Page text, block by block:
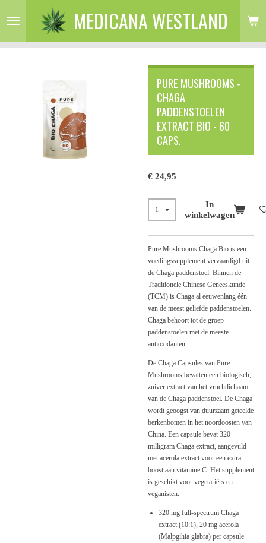
direct
de
MEDICANA WESTLAND
PURE MUSHROOMS -
CHAGA
PADDENSTOELEN
EXTRACT BIO - 60
CAPS.
€ 24,95
In
winkelwagen
Pure Mushrooms Chaga Bio is een
voedingssupplement vervaardigd uit
de Chaga paddenstoel. Binnen de
Traditionele Chinese Geneeskunde
(TCM) is Chaga al eeuwenlang één
van de meest geliefde paddenstoelen.
Chaga behoort tot de groep
paddenstoelen met de meeste
antioxidanten.
De Chaga Capsules van Pure
Mushrooms bevatten een biologisch,
zuiver extract van het vruchtlichaam
van de Chaga paddenstoel. De Chaga
wordt geoogst van duurzaam geteelde
berkenbomen in het noordoosten van
China. Een capsule bevat 320
milligram Chaga extract, aangevuld
met acerola extract voor een extra
boost aan vitamine C. Het supplement
is geschikt voor vegetariërs en
veganisten.
320 mg full-spectrum Chaga
extract (10:1), 20 mg acerola
(Malpgihia glabra) per capsule